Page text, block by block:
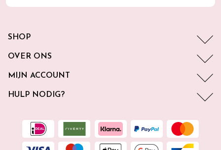
SHOP
OVER ONS
MIJN ACCOUNT
HULP NODIG?